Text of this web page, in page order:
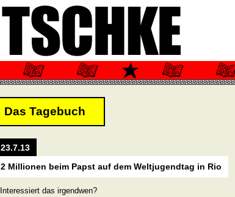
Das Tagebuch
23.7.13
2 Millionen beim Papst auf dem Weltjugendtag in Rio
Interessiert das irgendwen?